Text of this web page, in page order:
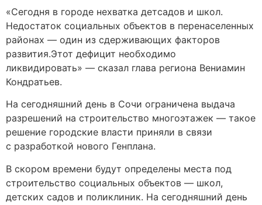
«Сегодня в городе нехватка детсадов и школ.
Недостаток социальных объектов в перенаселенных
районах — один из сдерживающих факторов
развития.Этот дефицит необходимо
ликвидировать» — сказал глава региона Вениамин
Кондратьев.
На сегодняшний день в Сочи ограничена выдача
разрешений на строительство многоэтажек — такое
решение городские власти приняли в связи
с разработкой нового Генплана.
В скором времени будут определены места под
строительство социальных объектов — школ,
детских садов и поликлиник. На сегодняшний день